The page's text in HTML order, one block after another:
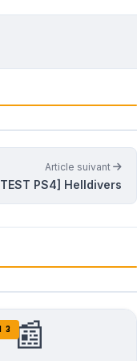
Article suivant
PS4] Helldivers
📰
3